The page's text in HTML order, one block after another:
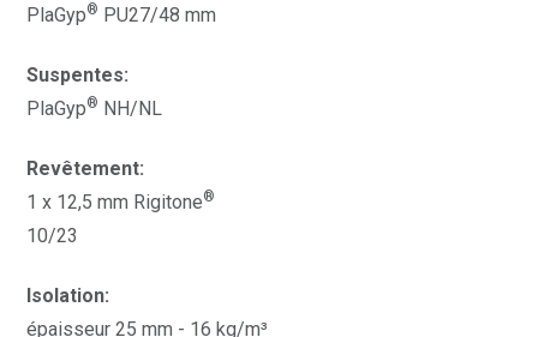
PlaGyp® PU27/48 mm
Suspentes:
PlaGyp® NH/NL
Revêtement:
1 x 12,5 mm Rigitone®
10/23
Isolation:
épaisseur 25 mm - 16 kg/m³